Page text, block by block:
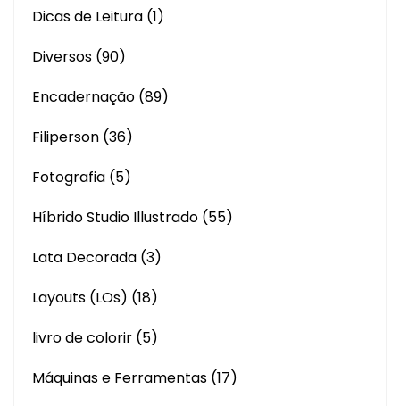
Dicas de Leitura (1)
Diversos (90)
Encadernação (89)
Filiperson (36)
Fotografia (5)
Híbrido Studio Illustrado (55)
Lata Decorada (3)
Layouts (LOs) (18)
livro de colorir (5)
Máquinas e Ferramentas (17)